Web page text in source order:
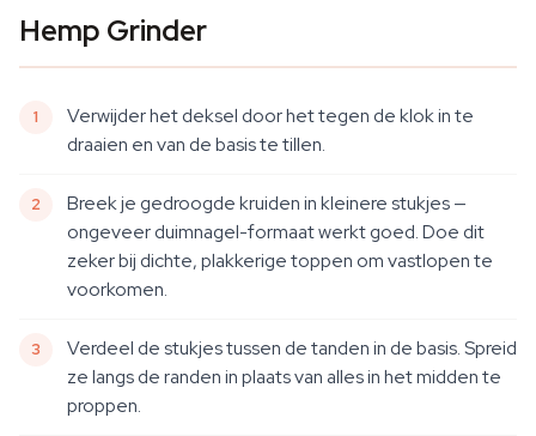
Hemp Grinder
Verwijder het deksel door het tegen de klok in te
draaien en van de basis te tillen.
Breek je gedroogde kruiden in kleinere stukjes —
ongeveer duimnagel-formaat werkt goed. Doe dit
zeker bij dichte, plakkerige toppen om vastlopen te
voorkomen.
Verdeel de stukjes tussen de tanden in de basis. Spreid
ze langs de randen in plaats van alles in het midden te
proppen.